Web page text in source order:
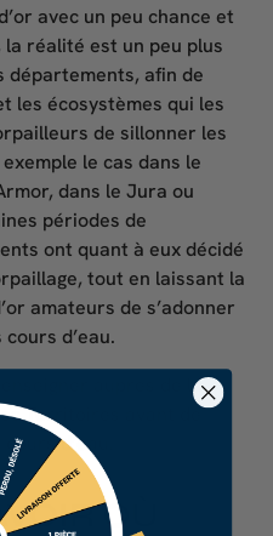
avec un peu chance et
réalité est un peu plus
départements, afin de
les écosystèmes qui les
de sillonner les
le cas dans le
dans le Jura ou
périodes de
ont quant à eux décidé
tout en laissant la
amateurs de s’adonner
d’eau.
auprès de la
Territoires avant de
d’eau.
OÙ